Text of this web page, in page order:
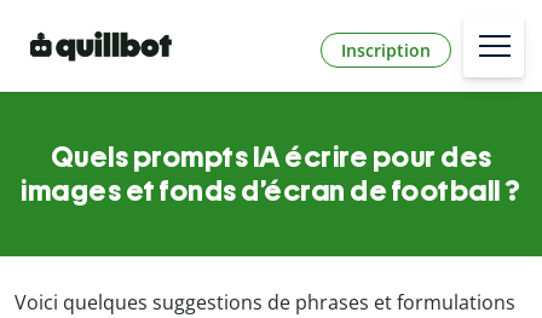
Inscription
Quels prompts IA écrire pour des
images et fonds d’écran de football ?
Voici quelques suggestions de phrases et formulations